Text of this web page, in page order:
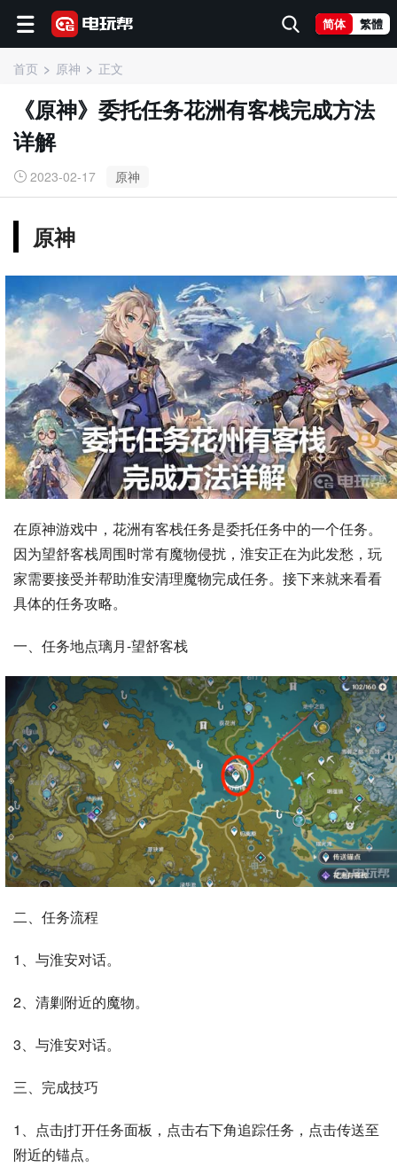
简体 繁體
首页 原神 正文
《原神》委托任务花洲有客栈完成方法
详解
2023-02-17 原神
原神
在原神游戏中，花洲有客栈任务是委托任务中的一个任务。
因为望舒客栈周围时常有魔物侵扰，淮安正在为此发愁，玩
家需要接受并帮助淮安清理魔物完成任务。接下来就来看看
具体的任务攻略。
一、任务地点璃月-望舒客栈
二、任务流程
1、与淮安对话。
2、清剿附近的魔物。
3、与淮安对话。
三、完成技巧
1、点击j打开任务面板，点击右下角追踪任务，点击传送至
附近的锚点。